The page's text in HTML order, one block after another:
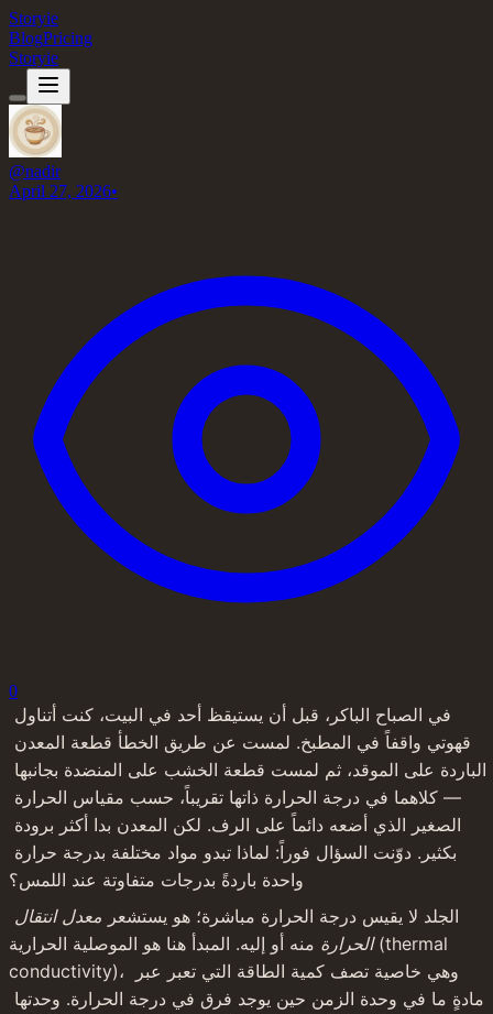
Storyie
BlogPricing
Storyie
@nadir
April 27, 2026•
0
واحدة باردةً بدرجات متفاوتة عند اللمس؟
الجلد لا يقيس درجة الحرارة مباشرة؛ هو يستشعر
الحرارة منه أو إليه. المبدأ هنا هو الموصلية الحرارية (thermal
conductivity)، وهي خاصية تصف كمية الطاقة التي تعبر عبر